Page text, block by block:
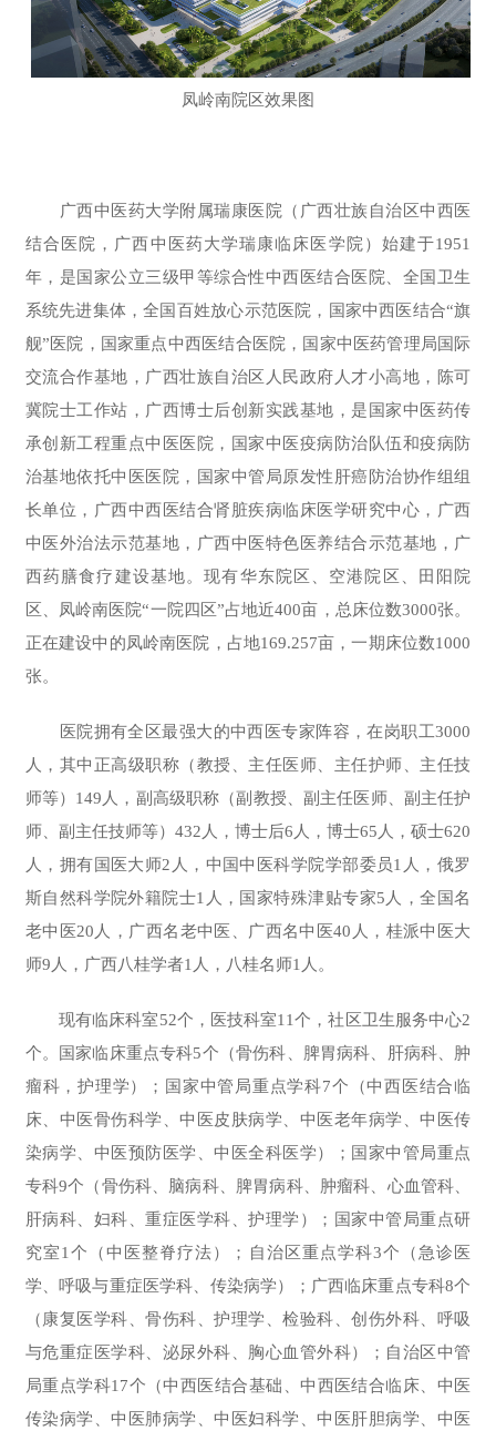
凤岭南院区效果图
广西中医药大学附属瑞康医院（广西壮族自治区中西医
结合医院，广西中医药大学瑞康临床医学院）始建于1951
年，是国家公立三级甲等综合性中西医结合医院、全国卫生
系统先进集体，全国百姓放心示范医院，国家中西医结合“旗
舰”医院，国家重点中西医结合医院，国家中医药管理局国际
交流合作基地，广西壮族自治区人民政府人才小高地，陈可
冀院士工作站，广西博士后创新实践基地，是国家中医药传
承创新工程重点中医医院，国家中医疫病防治队伍和疫病防
治基地依托中医医院，国家中管局原发性肝癌防治协作组组
长单位， 广西中西医结合肾脏疾病临床医学研究中心， 广西
中医外治法示范基地，广西中医特色医养结合示范基地，广
西药膳食疗建设基地。现有华东院区、空港院区、田阳院
区、凤岭南医院“一院四区”占地近400亩，总床位数3000张。
正在建设中的凤岭南医院，占地169.257亩，一期床位数1000
张。
医院拥有全区最强大的中西医专家阵容，在岗职工3000
人，其中正高级职称（教授、主任医师、主任护师、主任技
师等）149人，副高级职称（副教授、副主任医师、副主任护
师、副主任技师等）432人，博士后6人，博士65人，硕士620
人，拥有国医大师2人，中国中医科学院学部委员1人，俄罗
斯自然科学院外籍院士1人，国家特殊津贴专家5人，全国名
老中医20人，广西名老中医、广西名中医40人，桂派中医大
师9人，广西八桂学者1人，八桂名师1人。
现有临床科室52个，医技科室11个，社区卫生服务中心2
个。国家临床重点专科5个（骨伤科、脾胃病科、肝病科、肿
瘤科，护理学）；国家中管局重点学科7个（中西医结合临
床、中医骨伤科学、中医皮肤病学、中医老年病学、中医传
染病学、中医预防医学、中医全科医学）；国家中管局重点
专科9个（骨伤科、脑病科、脾胃病科、肿瘤科、心血管科、
肝病科、妇科、重症医学科、护理学 ）；国家中管局重点研
究室1个（中医整脊疗法）；自治区重点学科3个（急诊医
学、呼吸与重症医学科、传染病学）；广西临床重点专科8个
（康复医学科、骨伤科、护理学、检验科、创伤外科、呼吸
与危重症医学科、 泌尿外科、胸心血管外科） ； 自治区中管
局重点学科17个（中西医结合基础、中西医结合临床、中医
传染病学、中医肺病学、中医妇科学、中医肝胆病学、中医